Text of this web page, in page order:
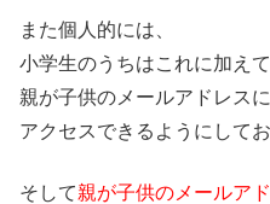
また個人的には、
小学生のうちはこれに加えて
親が子供のメールアドレスに
アクセスできるようにして
そして親が子供のメールア